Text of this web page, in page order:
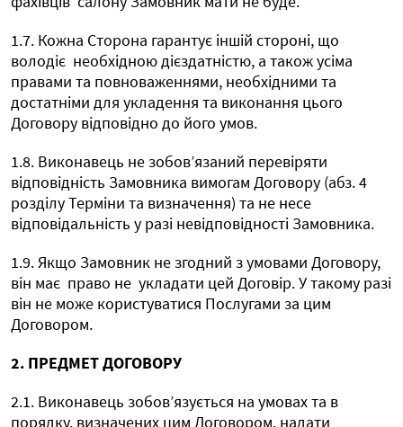
1.7. Кожна Сторона гарантує іншій стороні, що
володіє необхідною дієздатністю, а також усіма
правами та повноваженнями, необхідними та
достатніми для укладення та виконання цього
Договору відповідно до його умов.
1.8. Виконавець не зобов’язаний перевіряти
відповідність Замовника вимогам Договору (абз. 4
розділу Терміни та визначення) та не несе
відповідальність у разі невідповідності Замовника.
1.9. Якщо Замовник не згодний з умовами Договору,
він має право не укладати цей Договір. У такому разі
він не може користуватися Послугами за цим
Договором.
2. ПРЕДМЕТ ДОГОВОРУ
2.1. Виконавець зобов’язується на умовах та в
порядку, визначених цим Договором, надати